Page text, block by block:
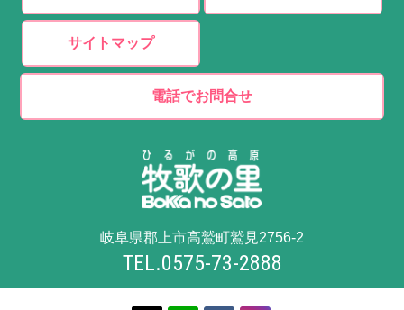
サイトマップ
電話でお問合せ
岐阜県郡上市高鷲町鷲見2756-2
TEL.0575-73-2888